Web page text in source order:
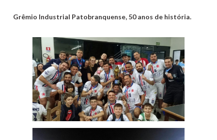
Grêmio Industrial Patobranquense, 50 anos de história.